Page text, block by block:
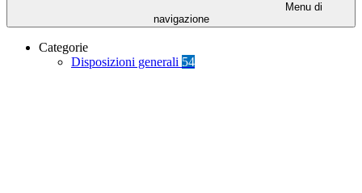
Menu di
navigazione
Categorie
Disposizioni generali 54